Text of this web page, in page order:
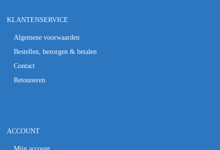
KLANTENSERVICE
Algemene voorwaarden
Bestellen, bezorgen & betalen
Contact
Retouneren
ACCOUNT